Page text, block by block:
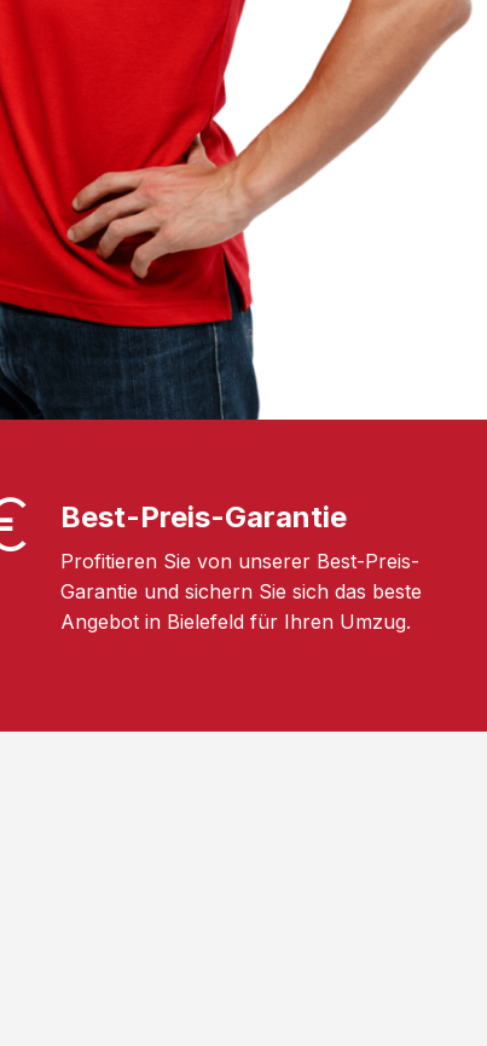
Best-Preis-Garantie
Profitieren Sie von unserer Best-Preis-
Garantie und sichern Sie sich das beste
Angebot in Bielefeld für Ihren Umzug.